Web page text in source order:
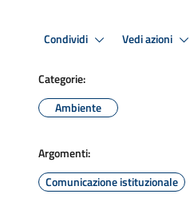
Condividi Vedi azioni
Categorie:
Ambiente
Argomenti:
Comunicazione istituzionale